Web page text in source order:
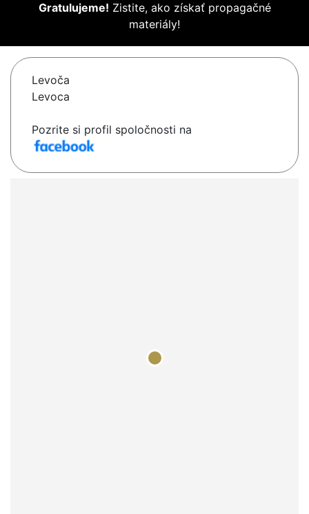
Gratulujeme! Zistite, ako získať propagačné
materiály!
Levoča
Levoca
Pozrite si profil spoločnosti na